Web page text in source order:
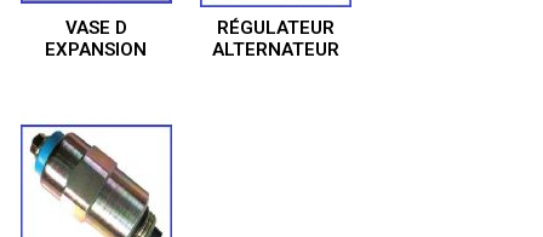
VASE D
EXPANSION
RÉGULATEUR
ALTERNATEUR